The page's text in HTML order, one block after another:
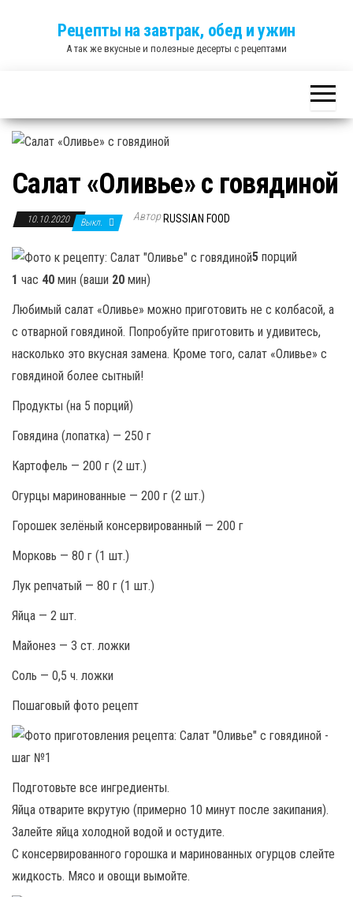
Рецепты на завтрак, обед и ужин
А так же вкусные и полезные десерты с рецептами
Салат «Оливье» с говядиной
10.10.2020 Выкл. Автор RUSSIAN FOOD
5 порций
1 час 40 мин (ваши 20 мин)
Любимый салат «Оливье» можно приготовить не с колбасой, а
с отварной говядиной. Попробуйте приготовить и удивитесь,
насколько это вкусная замена. Кроме того, салат «Оливье» с
говядиной более сытный!
Продукты (на 5 порций)
Говядина (лопатка) — 250 г
Картофель — 200 г (2 шт.)
Огурцы маринованные — 200 г (2 шт.)
Горошек зелёный консервированный — 200 г
Морковь — 80 г (1 шт.)
Лук репчатый — 80 г (1 шт.)
Яйца — 2 шт.
Майонез — 3 ст. ложки
Соль — 0,5 ч. ложки
Пошаговый фото рецепт
Подготовьте все ингредиенты.
Яйца отварите вкрутую (примерно 10 минут после закипания).
Залейте яйца холодной водой и остудите.
С консервированного горошка и маринованных огурцов слейте
жидкость. Мясо и овощи вымойте.